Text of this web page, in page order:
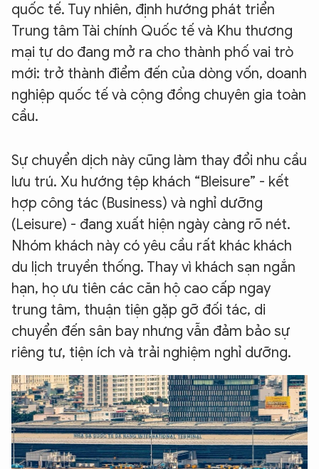
quốc tế. Tuy nhiên, định hướng phát triển
Trung tâm Tài chính Quốc tế và Khu thương
mại tự do đang mở ra cho thành phố vai trò
mới: trở thành điểm đến của dòng vốn, doanh
nghiệp quốc tế và cộng đồng chuyên gia toàn
cầu.
Sự chuyển dịch này cũng làm thay đổi nhu cầu
lưu trú. Xu hướng tệp khách “Bleisure” - kết
hợp công tác (Business) và nghỉ dưỡng
(Leisure) - đang xuất hiện ngày càng rõ nét.
Nhóm khách này có yêu cầu rất khác khách
du lịch truyền thống. Thay vì khách sạn ngắn
hạn, họ ưu tiên các căn hộ cao cấp ngay
trung tâm, thuận tiện gặp gỡ đối tác, di
chuyển đến sân bay nhưng vẫn đảm bảo sự
riêng tư, tiện ích và trải nghiệm nghỉ dưỡng.